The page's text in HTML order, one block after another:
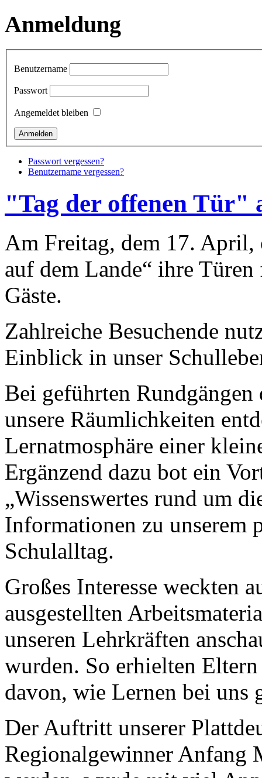
Anmeldung
Benutzername
Passwort
Angemeldet bleiben
Passwort vergessen?
Benutzername vergessen?
"Tag der offenen Tür"
Am Freitag, dem 17. April,
auf dem Lande“ ihre
Gäste.
Zahlreiche Besuchende
Einblick in unser
Bei geführten Rundgängen
unsere Räumlichkeiten
Lernatmosphäre einer
Ergänzend dazu bot ein
„Wissenswertes rund um
Informationen zu unserem
Schulalltag.
Großes Interesse weckten
ausgestellten
unseren Lehrkräften
wurden. So erhielten
davon, wie Lernen bei uns
Der Auftritt unserer
Regionalgewinner Anfang